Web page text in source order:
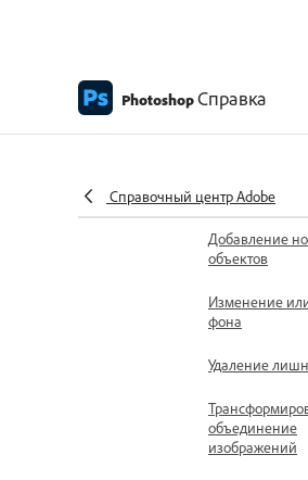
PhotoshopСправка
Справочный центр Adobe
Ретуширование
Осветление
определенных
определенных
Добавление
объектов
Изменение
фона
Удаление
объединение
изображений